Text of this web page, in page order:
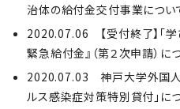
治体の給付金交付事業につい
2020.07.06 【受付終了】「学
緊急給付金』（第２次申請）に
2020.07.03 神戸大学外国人
ルス感染症対策特別貸付」に